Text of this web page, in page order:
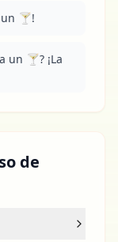
🍸!
un 🍸? ¡La
de